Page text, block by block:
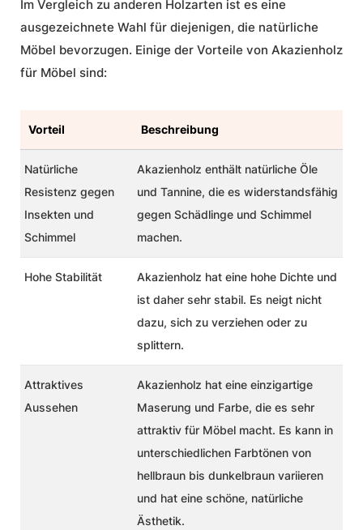
Im Vergleich zu anderen Holzarten ist es eine
ausgezeichnete Wahl für diejenigen, die natürliche
Möbel bevorzugen. Einige der Vorteile von Akazienholz
für Möbel sind:
Vorteil Beschreibung
Natürliche
Resistenz gegen
Insekten und
Schimmel
Akazienholz enthält natürliche Öle
und Tannine, die es widerstandsfähig
gegen Schädlinge und Schimmel
machen.
Hohe Stabilität
Akazienholz hat eine hohe Dichte und
ist daher sehr stabil. Es neigt nicht
dazu, sich zu verziehen oder zu
splittern.
Attraktives
Aussehen
Akazienholz hat eine einzigartige
Maserung und Farbe, die es sehr
attraktiv für Möbel macht. Es kann in
unterschiedlichen Farbtönen von
hellbraun bis dunkelbraun variieren
und hat eine schöne, natürliche
Ästhetik.